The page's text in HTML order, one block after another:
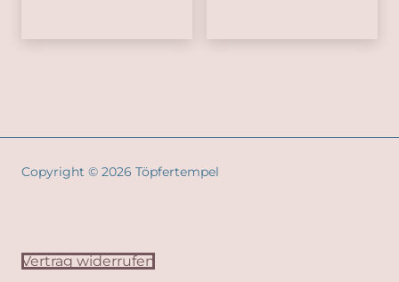
Vertrag widerrufen
Copyright © 2026 Töpfertempel